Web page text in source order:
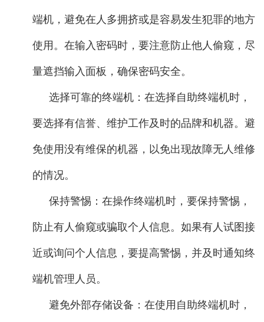
端机，避免在人多拥挤或是容易发生犯罪的地方
使用。在输入密码时，要注意防止他人偷窥，尽
量遮挡输入面板，确保密码安全。
选择可靠的终端机：在选择自助终端机时，
要选择有信誉、维护工作及时的品牌和机器。避
免使用没有维保的机器，以免出现故障无人维修
的情况。
保持警惕：在操作终端机时，要保持警惕，
防止有人偷窥或骗取个人信息。如果有人试图接
近或询问个人信息，要提高警惕，并及时通知终
端机管理人员。
避免外部存储设备：在使用自助终端机时，